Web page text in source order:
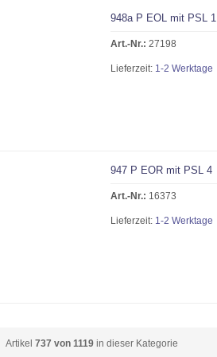
948a P EOL mit PSL 1
Art.-Nr.: 27198
Lieferzeit: 1-2 Werktage
947 P EOR mit PSL 4
Art.-Nr.: 16373
Lieferzeit: 1-2 Werktage
737 von 1119 in dieser Kategorie